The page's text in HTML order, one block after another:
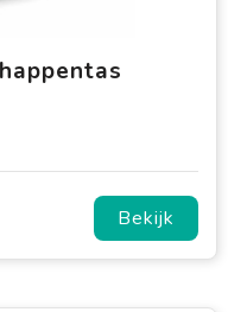
Bekijk